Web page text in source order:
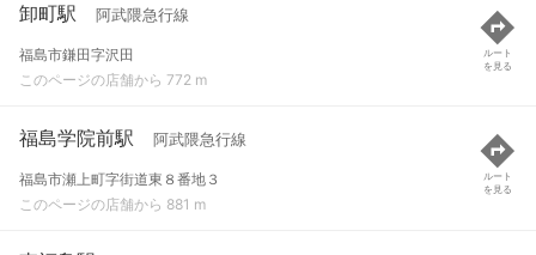
卸町駅 阿武隈急行線
福島市鎌田字沢田
このページの店舗から 772 m
ルート
を見る
福島学院前駅 阿武隈急行線
福島市瀬上町字街道東８番地３
このページの店舗から 881 m
ルート
を見る